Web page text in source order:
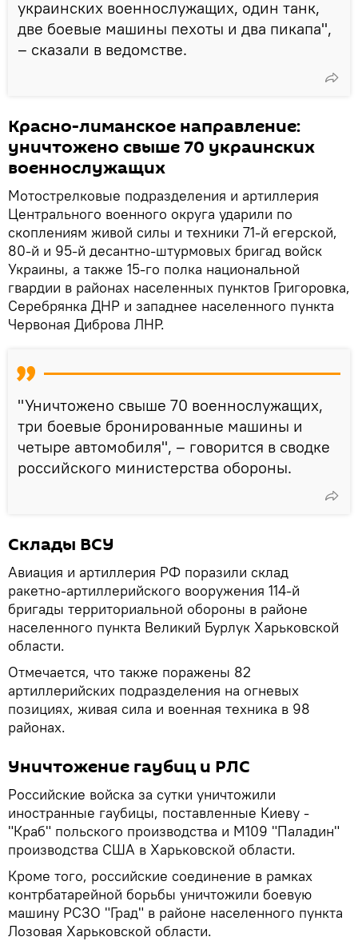
украинских военнослужащих, один танк,
две боевые машины пехоты и два пикапа",
– сказали в ведомстве.
Красно-лиманское направление:
уничтожено свыше 70 украинских
военнослужащих
Мотострелковые подразделения и артиллерия
Центрального военного округа ударили по
скоплениям живой силы и техники 71-й егерской,
80-й и 95-й десантно-штурмовых бригад войск
Украины, а также 15-го полка национальной
гвардии в районах населенных пунктов Григоровка,
Серебрянка ДНР и западнее населенного пункта
Червоная Диброва ЛНР.
"Уничтожено свыше 70 военнослужащих,
три боевые бронированные машины и
четыре автомобиля", – говорится в сводке
российского министерства обороны.
Склады ВСУ
Авиация и артиллерия РФ поразили склад
ракетно-артиллерийского вооружения 114-й
бригады территориальной обороны в районе
населенного пункта Великий Бурлук Харьковской
области.
Отмечается, что также поражены 82
артиллерийских подразделения на огневых
позициях, живая сила и военная техника в 98
районах.
Уничтожение гаубиц и РЛС
Российские войска за сутки уничтожили
иностранные гаубицы, поставленные Киеву -
"Краб" польского производства и М109 "Паладин"
производства США в Харьковской области.
Кроме того, российские соединение в рамках
контрбатарейной борьбы уничтожили боевую
машину РСЗО "Град" в районе населенного пункта
Лозовая Харьковской области.